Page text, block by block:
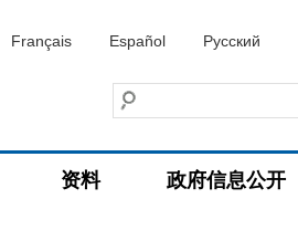
Français Español Русский
资料 政府信息公开